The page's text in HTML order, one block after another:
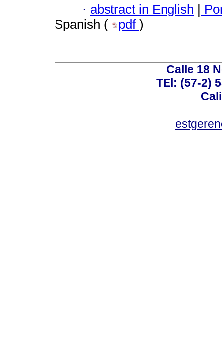
· abstract in English |
Spanish (
pdf )
Calle 18
TEl: (57-2)